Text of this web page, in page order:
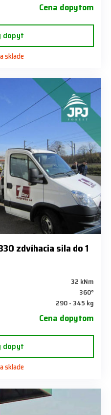
Cena dopytom
dopyt
sklade
zdvíhacia sila do 1
32 kNm
360°
290 - 345 kg
Cena dopytom
dopyt
sklade